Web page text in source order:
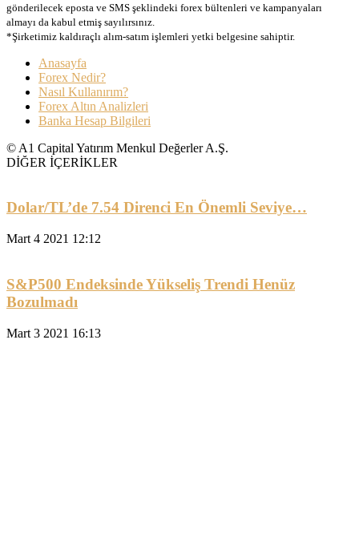
gönderilecek eposta ve SMS şeklindeki forex bültenleri ve kampanyaları
almayı da kabul etmiş sayılırsınız.
*Şirketimiz kaldıraçlı alım-satım işlemleri yetki belgesine sahiptir.
Anasayfa
Forex Nedir?
Nasıl Kullanırım?
Forex Altın Analizleri
Banka Hesap Bilgileri
© A1 Capital Yatırım Menkul Değerler A.Ş.
DİĞER İÇERİKLER
Dolar/TL’de 7.54 Direnci En Önemli Seviye…
Mart 4 2021 12:12
S&P500 Endeksinde Yükseliş Trendi Henüz
Bozulmadı
Mart 3 2021 16:13